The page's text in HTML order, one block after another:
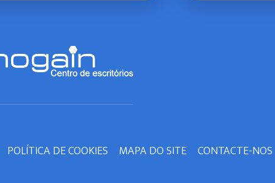
POLÍTICA DE COOKIES MAPA DO SITE CONTACTE-NOS